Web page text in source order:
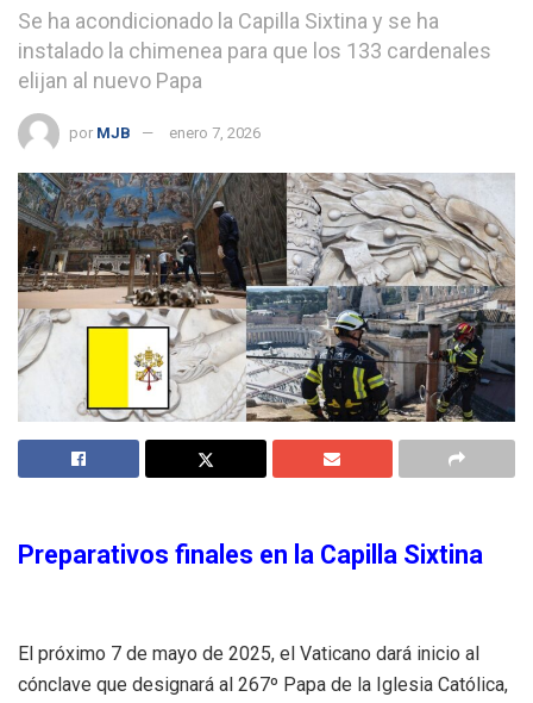
Se ha acondicionado la Capilla Sixtina y se ha
instalado la chimenea para que los 133 cardenales
elijan al nuevo Papa
por MJB enero 7, 2026
Preparativos finales en la Capilla Sixtina
El próximo 7 de mayo de 2025, el Vaticano dará inicio al
cónclave que designará al 267º Papa de la Iglesia Católica,